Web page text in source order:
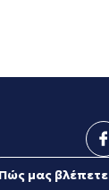
Πώς μας βλέπετε